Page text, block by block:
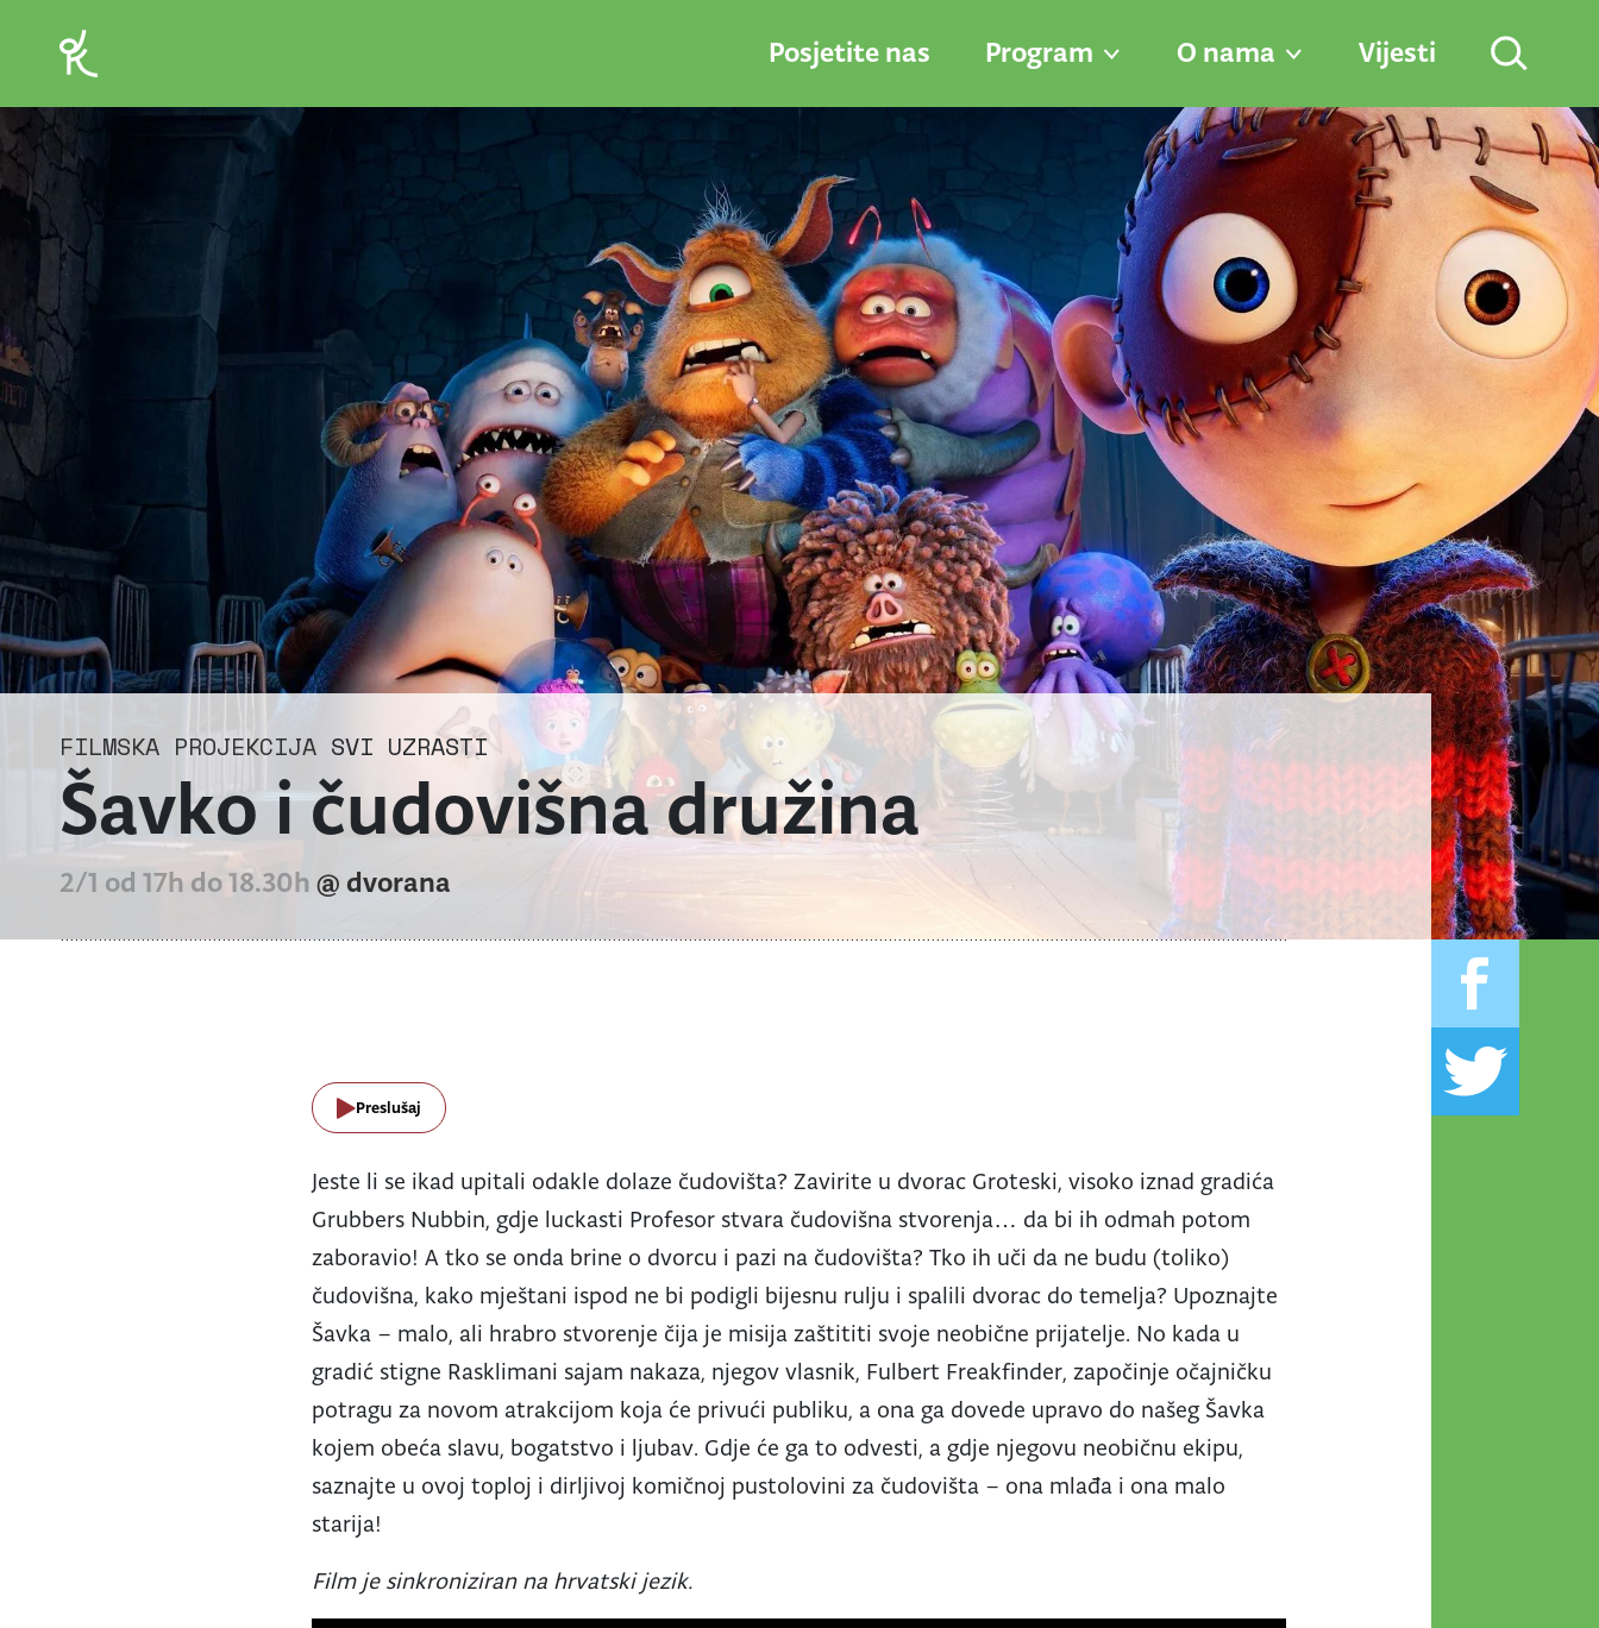
Posjetite nas Program O nama Vijesti
FILMSKA PROJEKCIJA SVI UZRASTI
Šavko i čudovišna družina
2/1 od 17h do 18.30h @ dvorana
Preslušaj
Jeste li se ikad upitali odakle dolaze čudovišta? Zavirite u dvorac Groteski, visoko iznad gradića
Grubbers Nubbin, gdje luckasti Profesor stvara čudovišna stvorenja… da bi ih odmah potom
zaboravio! A tko se onda brine o dvorcu i pazi na čudovišta? Tko ih uči da ne budu (toliko)
čudovišna, kako mještani ispod ne bi podigli bijesnu rulju i spalili dvorac do temelja? Upoznajte
Šavka – malo, ali hrabro stvorenje čija je misija zaštititi svoje neobične prijatelje. No kada u
gradić stigne Rasklimani sajam nakaza, njegov vlasnik, Fulbert Freakfinder, započinje očajničku
potragu za novom atrakcijom koja će privući publiku, a ona ga dovede upravo do našeg Šavka
kojem obeća slavu, bogatstvo i ljubav. Gdje će ga to odvesti, a gdje njegovu neobičnu ekipu,
saznajte u ovoj toploj i dirljivoj komičnoj pustolovini za čudovišta – ona mlađa i ona malo
starija!
Film je sinkroniziran na hrvatski jezik.